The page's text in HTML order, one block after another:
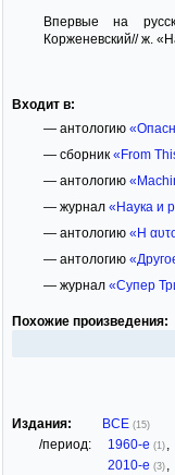
Впервые на
Корженевский// ж.
Входит в:
— антологию
— сборник «From
— антологию
— журнал «Наука и
— антологию «Η
— антологию
— журнал «Супер
Похожие произведения:
Издания: ВСЕ (15)
/период: 1960-е (1) ,
2010-е (3) ,